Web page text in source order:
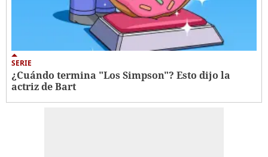
SERIE
¿Cuándo termina "Los Simpson"? Esto dijo la
actriz de Bart